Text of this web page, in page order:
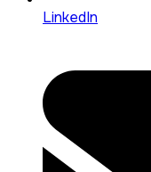
LinkedIn